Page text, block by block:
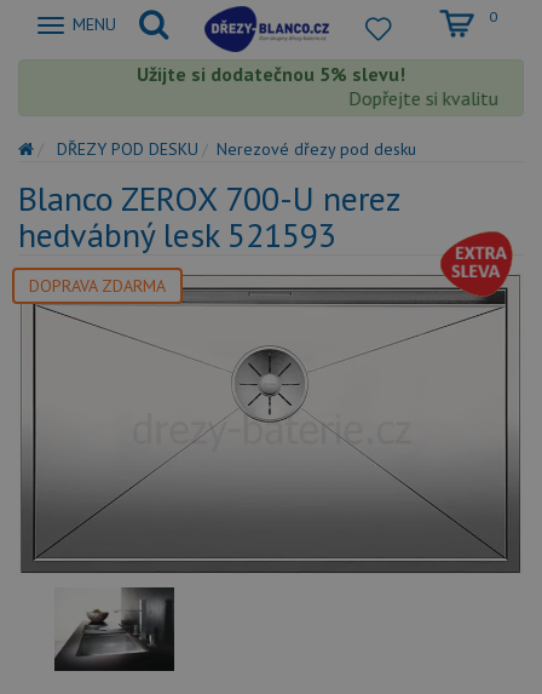
Zobrazit
MENU 0
Užijte si dodatečnou 5% slevu!
Dopřejte si kvalitu
DŘEZY POD DESKU Nerezové dřezy pod desku
Blanco ZEROX 700-U nerez
hedvábný lesk 521593
DOPRAVA ZDARMA